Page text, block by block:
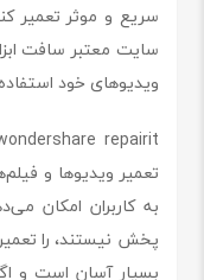
سریع و موثر تعمیر
سایت معتبر سافت
ویدیوهای خود
تعمیر ویدیوها و
به کاربران امکان
بسیار آسان است و